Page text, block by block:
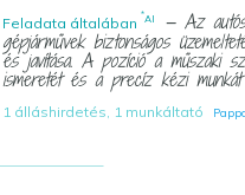
Feladata általában *AI — Az
gépjárművek biztonságos
és javítása. A pozíció a műszaki
ismeretét és a precíz kézi munkát
1 álláshirdetés, 1 munkáltató